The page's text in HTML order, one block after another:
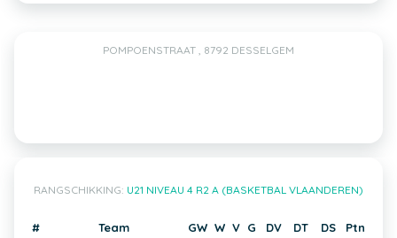
POMPOENSTRAAT , 8792 DESSELGEM
RANGSCHIKKING: U21 NIVEAU 4 R2 A (BASKETBAL VLAANDEREN)
# Team GW W V G DV DT DS Ptn